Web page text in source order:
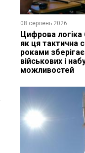
08 серпень 2026
Цифрова логіка
як ця тактична
роками
військових і
можливостей